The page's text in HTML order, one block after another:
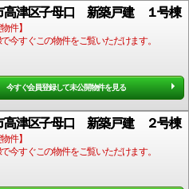
高津区子母口 新築戸建 １号棟
件】
今すぐこの物件をご覧いただけます。
今すぐ会員登録して未公開物件を見る
高津区子母口 新築戸建 ２号棟
件】
今すぐこの物件をご覧いただけます。